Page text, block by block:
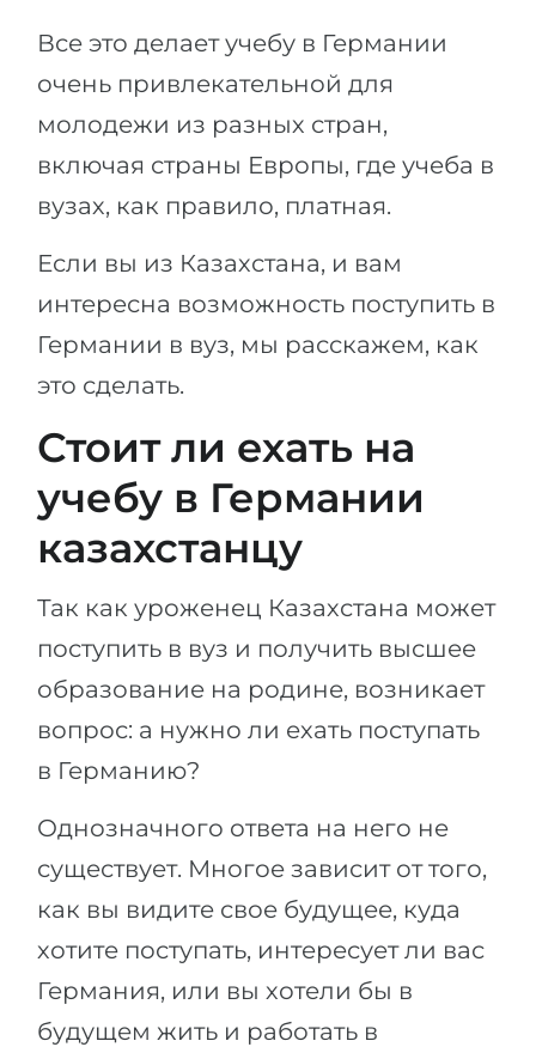
Все это делает учебу в Германии
очень привлекательной для
молодежи из разных стран,
включая страны Европы, где учеба в
вузах, как правило, платная.
Если вы из Казахстана, и вам
интересна возможность поступить в
Германии в вуз, мы расскажем, как
это сделать.
Стоит ли ехать на
учебу в Германии
казахстанцу
Так как уроженец Казахстана может
поступить в вуз и получить высшее
образование на родине, возникает
вопрос: а нужно ли ехать поступать
в Германию?
Однозначного ответа на него не
существует. Многое зависит от того,
как вы видите свое будущее, куда
хотите поступать, интересует ли вас
Германия, или вы хотели бы в
будущем жить и работать в